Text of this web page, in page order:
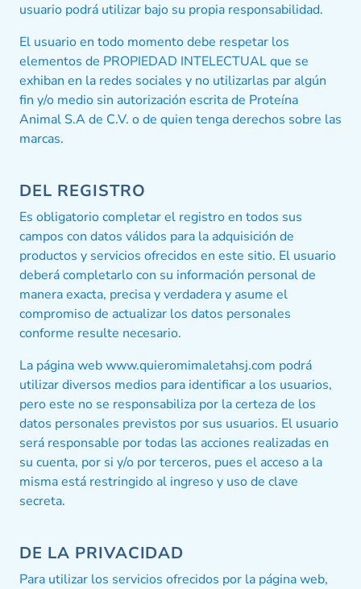
usuario podrá utilizar bajo su propia responsabilidad.
El usuario en todo momento debe respetar los
elementos de PROPIEDAD INTELECTUAL que se
exhiban en la redes sociales y no utilizarlas par algún
fin y/o medio sin autorización escrita de Proteína
Animal S.A de C.V. o de quien tenga derechos sobre las
marcas.
DEL REGISTRO
Es obligatorio completar el registro en todos sus
campos con datos válidos para la adquisición de
productos y servicios ofrecidos en este sitio. El usuario
deberá completarlo con su información personal de
manera exacta, precisa y verdadera y asume el
compromiso de actualizar los datos personales
conforme resulte necesario.
La página web www.quieromimaletahsj.com podrá
utilizar diversos medios para identificar a los usuarios,
pero este no se responsabiliza por la certeza de los
datos personales previstos por sus usuarios. El usuario
será responsable por todas las acciones realizadas en
su cuenta, por si y/o por terceros, pues el acceso a la
misma está restringido al ingreso y uso de clave
secreta.
DE LA PRIVACIDAD
Para utilizar los servicios ofrecidos por la página web,